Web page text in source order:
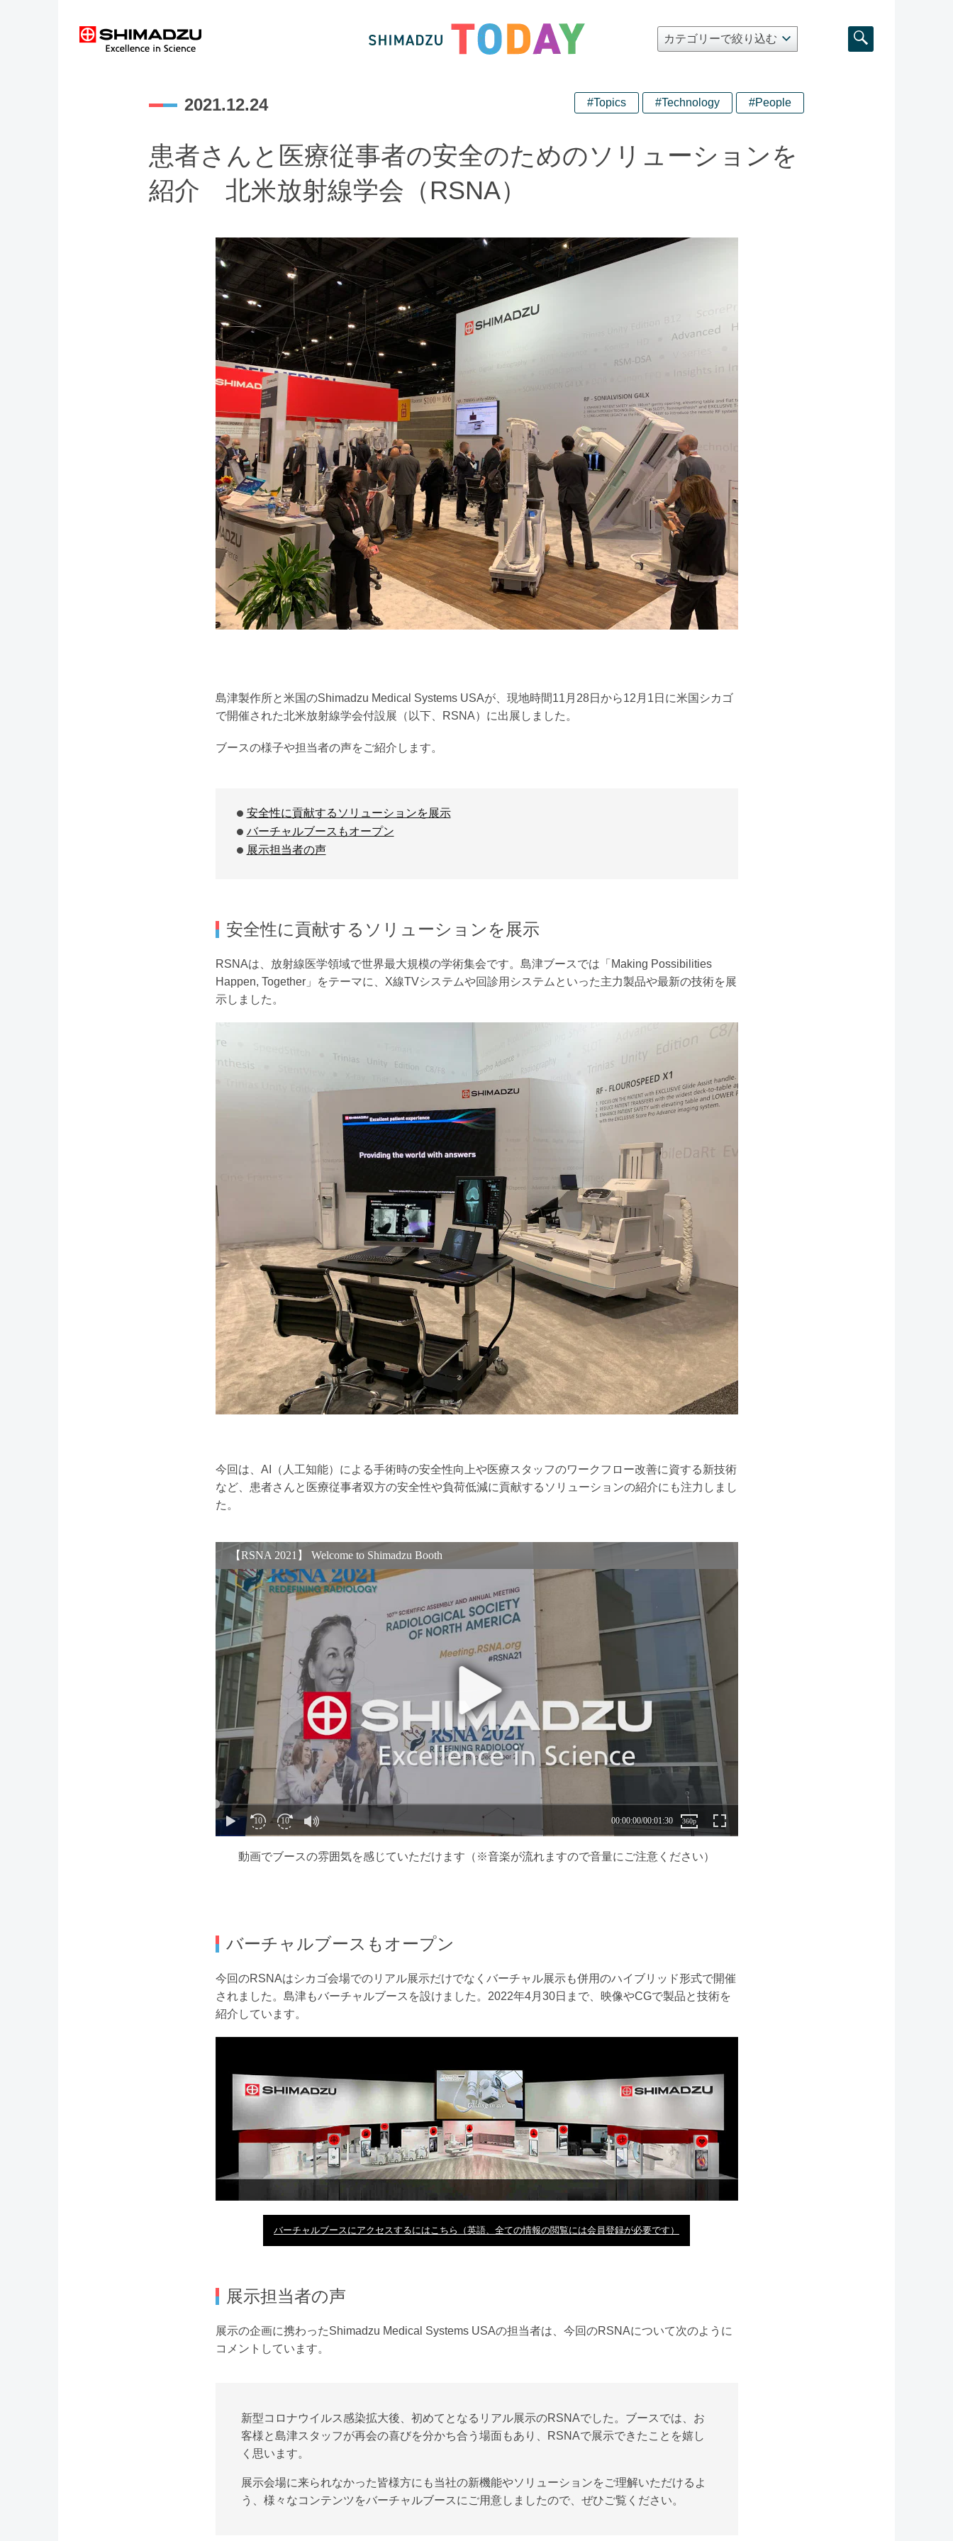
2021.12.24 #Topics #Technology #People
患者さんと医療従事者の安全のためのソリューションを
紹介 北米放射線学会（RSNA）
島津製作所と米国のShimadzu Medical Systems USAが、現地時間11月28日から12月1日に米国シカゴ
で開催された北米放射線学会付設展（以下、RSNA）に出展しました。
ブースの様子や担当者の声をご紹介します。
安全性に貢献するソリューションを展示
バーチャルブースもオープン
展示担当者の声
安全性に貢献するソリューションを展示
RSNAは、放射線医学領域で世界最大規模の学術集会です。島津ブースでは「Making Possibilities
Happen, Together」をテーマに、X線TVシステムや回診用システムといった主力製品や最新の技術を展
示しました。
今回は、AI（人工知能）による手術時の安全性向上や医療スタッフのワークフロー改善に資する新技術
など、患者さんと医療従事者双方の安全性や負荷低減に貢献するソリューションの紹介にも注力しまし
た。
動画でブースの雰囲気を感じていただけます（※音楽が流れますので音量にご注意ください）
バーチャルブースもオープン
今回のRSNAはシカゴ会場でのリアル展示だけでなくバーチャル展示も併用のハイブリッド形式で開催
されました。島津もバーチャルブースを設けました。2022年4月30日まで、映像やCGで製品と技術を
紹介しています。
バーチャルブースにアクセスするにはこちら（英語、全ての情報の閲覧には会員登録が必要です）
展示担当者の声
展示の企画に携わったShimadzu Medical Systems USAの担当者は、今回のRSNAについて次のように
コメントしています。
新型コロナウイルス感染拡大後、初めてとなるリアル展示のRSNAでした。ブースでは、お
客様と島津スタッフが再会の喜びを分かち合う場面もあり、RSNAで展示できたことを嬉し
く思います。
展示会場に来られなかった皆様方にも当社の新機能やソリューションをご理解いただけるよ
う、様々なコンテンツをバーチャルブースにご用意しましたので、ぜひご覧ください。